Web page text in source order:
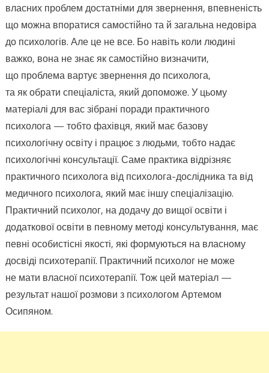
власних проблем достатніми для звернення, впевненість
що можна впоратися самостійно та й загальна недовіра
до психологів. Але це не все. Бо навіть коли людині
важко, вона не знає як самостійно визначити,
що проблема вартує звернення до психолога,
та як обрати спеціаліста, який допоможе. У цьому
матеріалі для вас зібрані поради практичного
психолога — тобто фахівця, який має базову
психологічну освіту і працює з людьми, тобто надає
психологічні консультації. Саме практика відрізняє
практичного психолога від психолога-дослідника та від
медичного психолога, який має іншу спеціалізацію.
Практичний психолог, на додачу до вищої освіти і
додаткової освіти в певному методі консультування, має
певні особистісні якості, які формуються на власному
досвіді психотерапії. Практичний психолог не може
не мати власної психотерапії. Тож цей матеріал —
результат нашої розмови з психологом Артемом
Осипяном.